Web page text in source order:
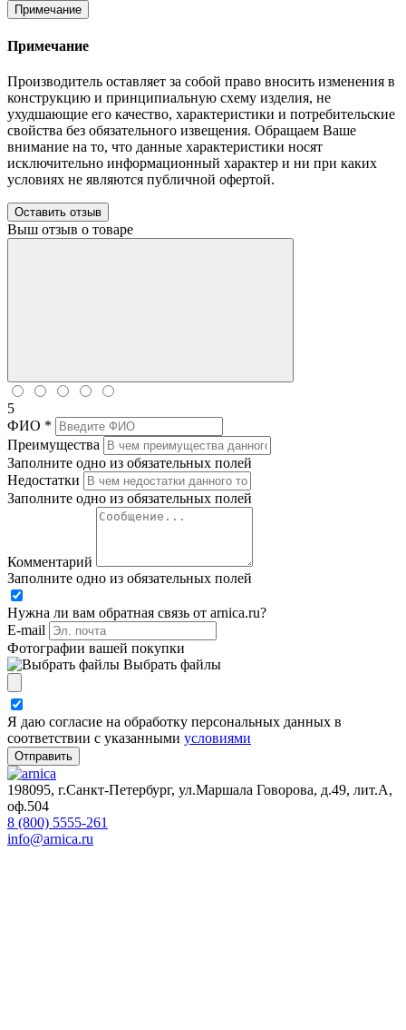
Примечание
Примечание
Производитель оставляет за собой право вносить изменения в
конструкцию и принципиальную схему изделия, не
ухудшающие его качество, характеристики и потребительские
свойства без обязательного извещения. Обращаем Ваше
внимание на то, что данные характеристики носят
исключительно информационный характер и ни при каких
условиях не являются публичной офертой.
Оставить отзыв
Выш отзыв о товаре
5
ФИО *
Преимущества
Заполните одно из обязательных полей
Недостатки
Заполните одно из обязательных полей
Комментарий
Заполните одно из обязательных полей
Нужна ли вам обратная связь от arnica.ru?
E-mail
Фотографии вашей покупки
Выбрать файлы
Я даю согласие на обработку персональных данных в
соответствии с указанными условиями
Отправить
198095, г.Санкт-Петербург, ул.Маршала Говорова, д.49, лит.А,
оф.504
8 (800) 5555-261
info@arnica.ru